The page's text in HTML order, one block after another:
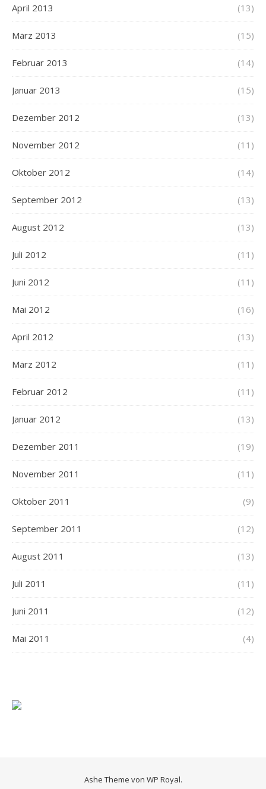
April 2013 (13)
März 2013 (15)
Februar 2013 (14)
Januar 2013 (15)
Dezember 2012 (13)
November 2012 (11)
Oktober 2012 (14)
September 2012 (13)
August 2012 (13)
Juli 2012 (11)
Juni 2012 (11)
Mai 2012 (16)
April 2012 (13)
März 2012 (11)
Februar 2012 (11)
Januar 2012 (13)
Dezember 2011 (19)
November 2011 (11)
Oktober 2011 (9)
September 2011 (12)
August 2011 (13)
Juli 2011 (11)
Juni 2011 (12)
Mai 2011 (4)
Ashe Theme von WP Royal.